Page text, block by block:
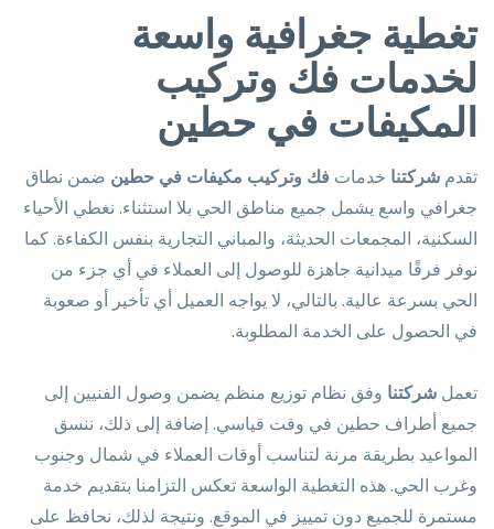
تغطية جغرافية واسعة
لخدمات فك وتركيب
المكيفات في حطين
تقدم شركتنا خدمات فك وتركيب مكيفات في حطين ضمن نطاق
جغرافي واسع يشمل جميع مناطق الحي بلا استثناء. نغطي الأحياء
السكنية، المجمعات الحديثة، والمباني التجارية بنفس الكفاءة. كما
نوفر فرقًا ميدانية جاهزة للوصول إلى العملاء في أي جزء من
الحي بسرعة عالية. بالتالي، لا يواجه العميل أي تأخير أو صعوبة
في الحصول على الخدمة المطلوبة.
تعمل شركتنا وفق نظام توزيع منظم يضمن وصول الفنيين إلى
جميع أطراف حطين في وقت قياسي. إضافة إلى ذلك، ننسق
المواعيد بطريقة مرنة لتناسب أوقات العملاء في شمال وجنوب
وغرب الحي. هذه التغطية الواسعة تعكس التزامنا بتقديم خدمة
مستمرة للجميع دون تمييز في الموقع. ونتيجة لذلك، نحافظ على